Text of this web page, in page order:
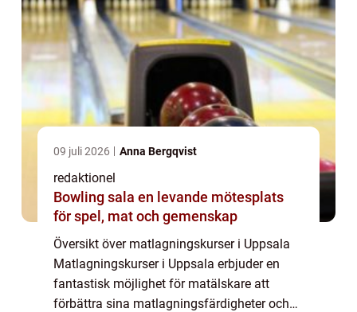
09 juli 2026 Anna Bergqvist
redaktionel
Bowling sala en levande mötesplats
för spel, mat och gemenskap
Översikt över matlagningskurser i Uppsala
Matlagningskurser i Uppsala erbjuder en
fantastisk möjlighet för matälskare att
förbättra sina matlagningsfärdigheter och